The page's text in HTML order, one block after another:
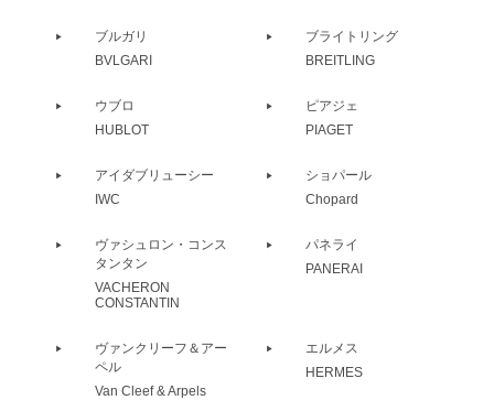
ブルガリ
BVLGARI
ブライトリング
BREITLING
ウブロ
HUBLOT
ピアジェ
PIAGET
アイダブリューシー
IWC
ショパール
Chopard
ヴァシュロン・コンス
タンタン
VACHERON
CONSTANTIN
パネライ
PANERAI
ヴァンクリーフ＆アー
ペル
Van Cleef & Arpels
エルメス
HERMES